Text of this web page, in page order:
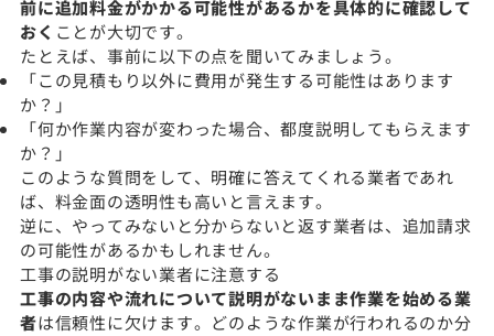
前に追加料金がかかる可能性があるかを具体的に確認して
おく ことが大切です。
たとえば、事前に以下の点を聞いてみましょう。
「この見積もり以外に費用が発生する可能性はあります
か？」
「何か作業内容が変わった場合、都度説明してもらえます
か？」
このような質問をして、明確に答えてくれる業者であれ
ば、料金面の透明性も高いと言えます。
逆に、やってみないと分からないと返す業者は、追加請求
の可能性があるかもしれません。
工事の説明がない業者に注意する
工事の内容や流れについて説明がないまま作業を始める業
者は信頼性に欠けます。どのような作業が行われるのか分